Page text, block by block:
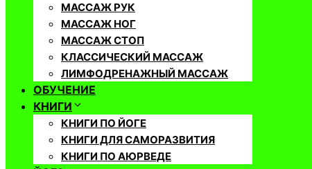
МАССАЖ РУК
МАССАЖ НОГ
МАССАЖ СТОП
КЛАССИЧЕСКИЙ МАССАЖ
ЛИМФОДРЕНАЖНЫЙ МАССАЖ
ОБУЧЕНИЕ
КНИГИ
КНИГИ ПО ЙОГЕ
КНИГИ ДЛЯ САМОРАЗВИТИЯ
КНИГИ ПО АЮРВЕДЕ